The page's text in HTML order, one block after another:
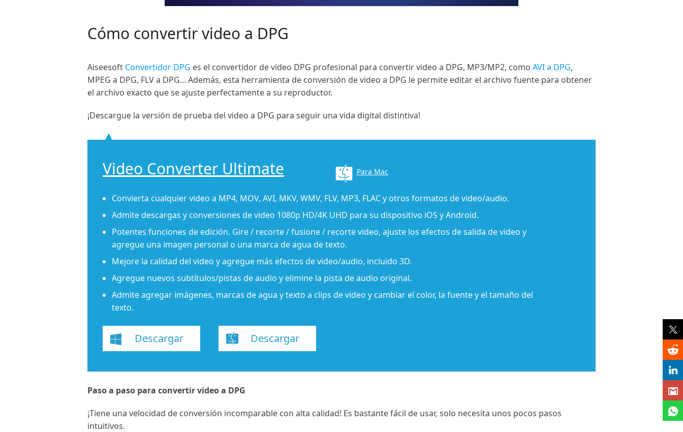
Cómo convertir video a DPG
Aiseesoft Convertidor DPG es el convertidor de video DPG profesional para convertir video a DPG, MP3/MP2, como AVI a DPG,
MPEG a DPG, FLV a DPG... Además, esta herramienta de conversión de video a DPG le permite editar el archivo fuente para obtener
el archivo exacto que se ajuste perfectamente a su reproductor.
¡Descargue la versión de prueba del video a DPG para seguir una vida digital distintiva!
Video Converter Ultimate Para Mac
Convierta cualquier video a MP4, MOV, AVI, MKV, WMV, FLV, MP3, FLAC y otros formatos de video/audio.
Admite descargas y conversiones de video 1080p HD/4K UHD para su dispositivo iOS y Android.
Potentes funciones de edición. Gire / recorte / fusione / recorte video, ajuste los efectos de salida de video y
agregue una imagen personal o una marca de agua de texto.
Mejore la calidad del video y agregue más efectos de video/audio, incluido 3D.
Agregue nuevos subtítulos/pistas de audio y elimine la pista de audio original.
Admite agregar imágenes, marcas de agua y texto a clips de video y cambiar el color, la fuente y el tamaño del
texto.
Descargar Descargar
Paso a paso para convertir video a DPG
¡Tiene una velocidad de conversión incomparable con alta calidad! Es bastante fácil de usar, solo necesita unos pocos pasos
intuitivos.